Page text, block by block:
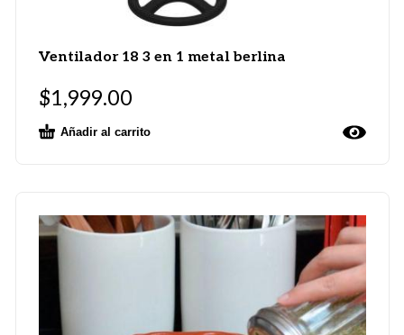
Ventilador 18 3 en 1 metal berlina
$1,999.00
Añadir al carrito